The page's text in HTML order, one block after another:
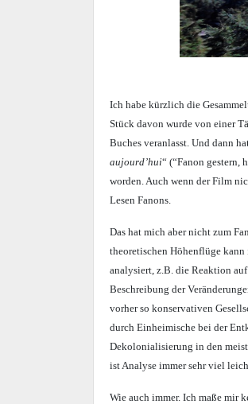
Ich habe kürzlich die
Stück davon wurde von einer
Buches veranlasst. Und dann
aujourd’hui“ (“Fanon gestern,
worden. Auch wenn der Film
Lesen Fanons.
Das hat mich aber nicht zum
theoretischen Höhenflüge
analysiert, z.B. die Reaktion
Beschreibung der
vorher so konservativen
durch Einheimische bei der
Dekolonialisierung in den
ist Analyse immer sehr viel
Wie auch immer. Ich maße mir